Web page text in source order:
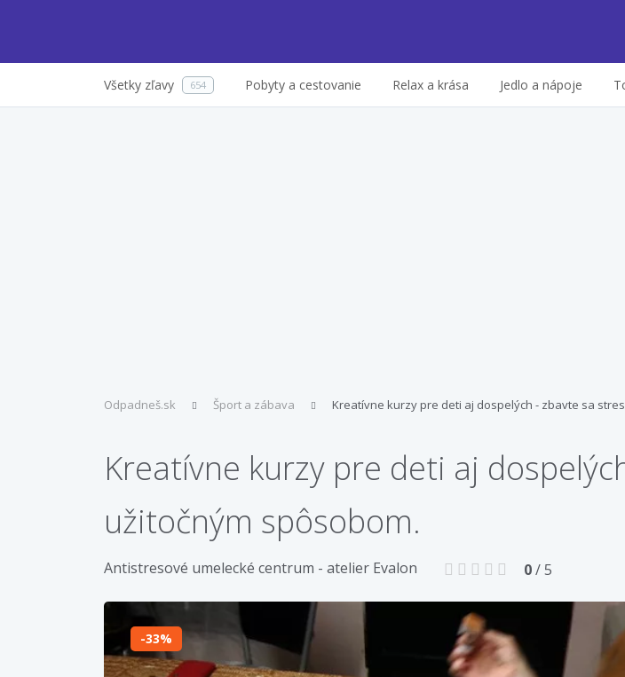
Všetky zľavy 654 Pobyty a cestovanie Relax a krása Jedlo a nápoje
Odpadneš.sk Šport a zábava Kreatívne kurzy pre deti aj dospelých - zbavte sa
Kreatívne kurzy pre deti aj
užitočným spôsobom.
Antistresové umelecké centrum - atelier Evalon 0/ 5
33